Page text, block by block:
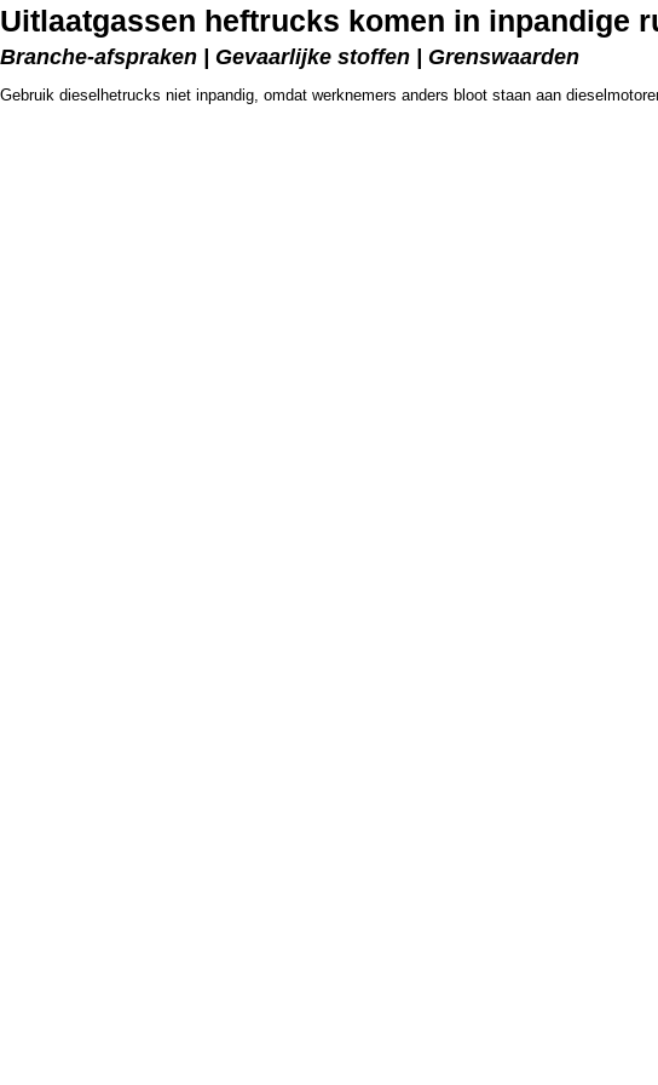
Uitlaatgassen heftrucks komen in inpandige
Branche-afspraken | Gevaarlijke stoffen | Grenswaarden
Gebruik dieselhetrucks niet inpandig, omdat werknemers anders bloot staan aan